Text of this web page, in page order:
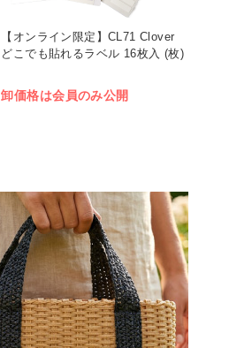
【オンライン限定】CL71 Clover
どこでも貼れるラベル 16枚入 (枚)
卸価格は会員のみ公開